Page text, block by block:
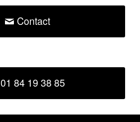
Contact
01 84 19 38 85